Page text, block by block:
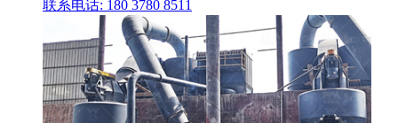
联系电话: 180 3780 8511